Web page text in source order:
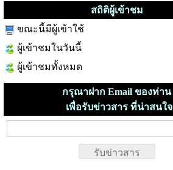
สถิติผู้เข้าชม
ขณะนี้มีผู้เข้าใช้
ผู้เข้าชมในวันนี้
ผู้เข้าชมทั้งหมด
กรุณาฝาก Email ของท่าน
เพื่อรับข่าวสาร ที่น่าสนใจ